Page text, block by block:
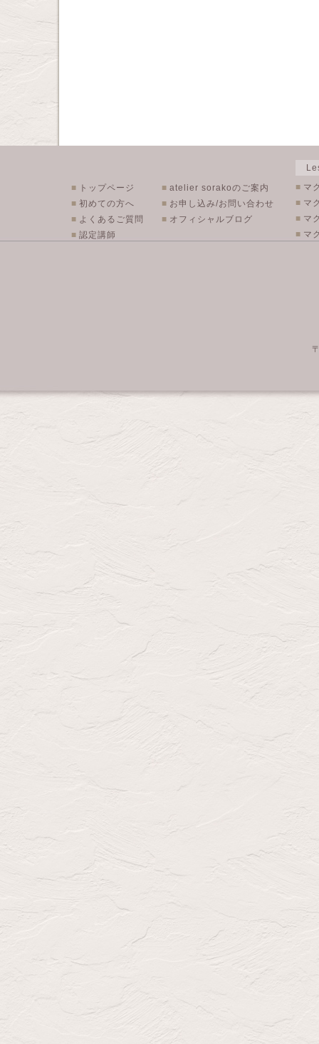
■ トップページ
■ 初めての方へ
■ よくあるご質問
■ 認定講師
■ atelier sorakoのご案内
■ お申し込み/お問い合わせ
■ オフィシャルブログ
■ マ
■ マ
■ マ
■ マ